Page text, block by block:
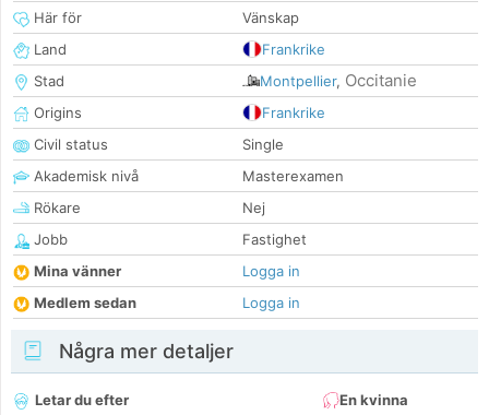
Här för
Vänskap
Land
Frankrike
Stad
Montpellier, Occitanie
Origins
Frankrike
Civil status
Single
Akademisk nivå
Masterexamen
Rökare
Nej
Jobb
Fastighet
Mina vänner
Logga in
Medlem sedan
Logga in
Några mer detaljer
Letar du efter
En kvinna